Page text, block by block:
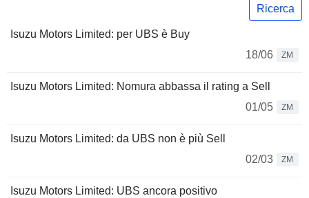
Ricerca
Isuzu Motors Limited: per UBS è Buy
18/06
ZM
Isuzu Motors Limited: Nomura abbassa il rating a Sell
01/05
ZM
Isuzu Motors Limited: da UBS non è più Sell
02/03
ZM
Isuzu Motors Limited: UBS ancora positivo